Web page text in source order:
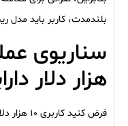
بلندمدت، کاربر باید مدل
هزار دلار